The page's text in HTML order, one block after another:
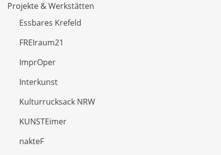
Projekte & Werkstätten
Essbares Krefeld
FREIraum21
ImprOper
Interkunst
Kulturrucksack NRW
KUNSTEimer
nakteF